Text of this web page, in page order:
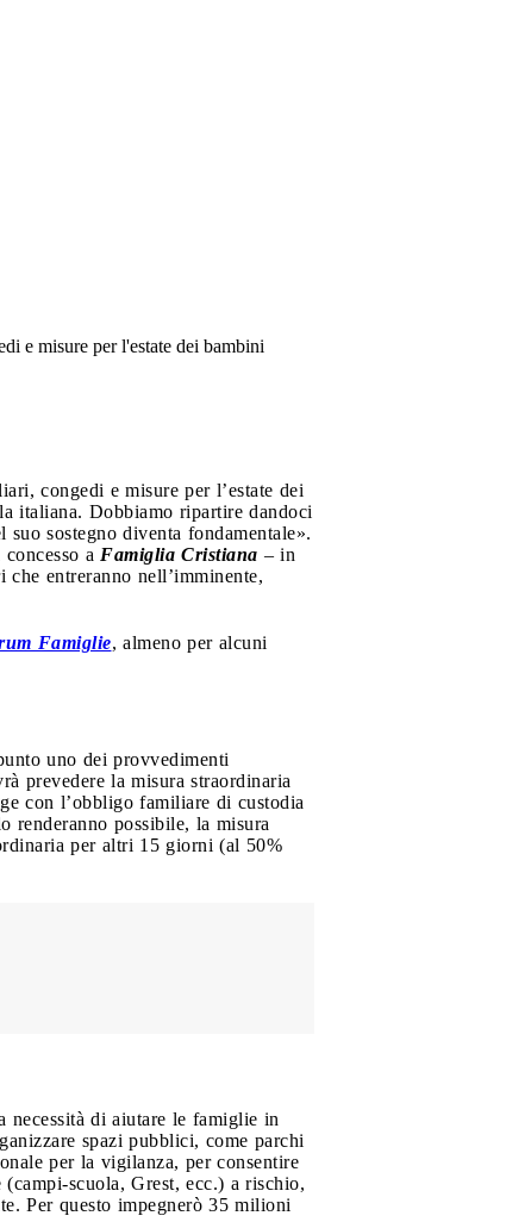
e misure per l'estate dei bambini
congedi e misure per l’estate dei
italiana. Dobbiamo ripartire dandoci
sostegno diventa fondamentale».
a Famiglia Cristiana – in
entreranno nell’imminente,
Famiglie, almeno per alcuni
uno dei provvedimenti
prevedere la misura straordinaria
con l’obbligo familiare di custodia
renderanno possibile, la misura
per altri 15 giorni (al 50%
necessità di aiutare le famiglie in
spazi pubblici, come parchi
per la vigilanza, per consentire
scuola, Grest, ecc.) a rischio,
Per questo impegnerò 35 milioni